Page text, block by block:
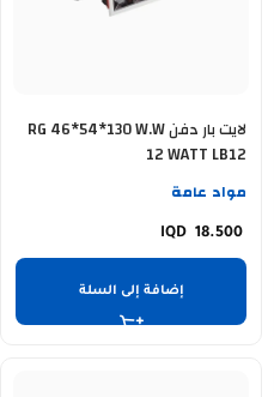
لايت بار دفن RG 46*54*130 W.W
12 WATT LB12
مواد عامة
18.500
إضافة إلى السلة